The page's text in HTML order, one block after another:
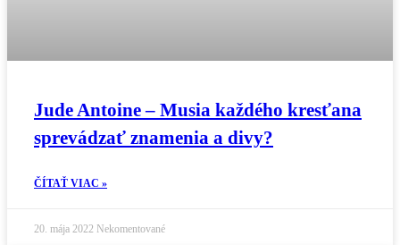
Jude Antoine – Musia každého kresťana
sprevádzať znamenia a divy?
ČÍTAŤ VIAC »
20. mája 2022 Nekomentované